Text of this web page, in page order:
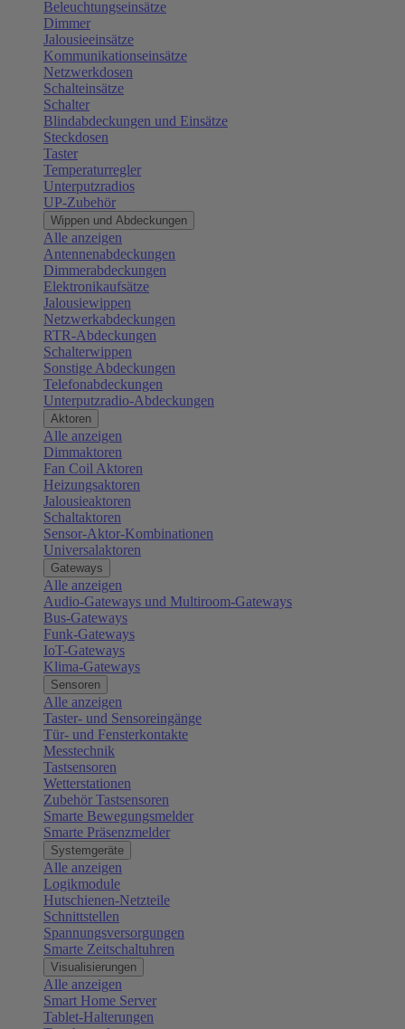
Beleuchtungseinsätze
Dimmer
Jalousieeinsätze
Kommunikationseinsätze
Netzwerkdosen
Schalteinsätze
Schalter
Blindabdeckungen und Einsätze
Steckdosen
Taster
Temperaturregler
Unterputzradios
UP-Zubehör
Wippen und Abdeckungen
Alle anzeigen
Antennenabdeckungen
Dimmerabdeckungen
Elektronikaufsätze
Jalousiewippen
Netzwerkabdeckungen
RTR-Abdeckungen
Schalterwippen
Sonstige Abdeckungen
Telefonabdeckungen
Unterputzradio-Abdeckungen
Aktoren
Alle anzeigen
Dimmaktoren
Fan Coil Aktoren
Heizungsaktoren
Jalousieaktoren
Schaltaktoren
Sensor-Aktor-Kombinationen
Universalaktoren
Gateways
Alle anzeigen
Audio-Gateways und Multiroom-Gateways
Bus-Gateways
Funk-Gateways
IoT-Gateways
Klima-Gateways
Sensoren
Alle anzeigen
Taster- und Sensoreingänge
Tür- und Fensterkontakte
Messtechnik
Tastsensoren
Wetterstationen
Zubehör Tastsensoren
Smarte Bewegungsmelder
Smarte Präsenzmelder
Systemgeräte
Alle anzeigen
Logikmodule
Hutschienen-Netzteile
Schnittstellen
Spannungsversorgungen
Smarte Zeitschaltuhren
Visualisierungen
Alle anzeigen
Smart Home Server
Tablet-Halterungen